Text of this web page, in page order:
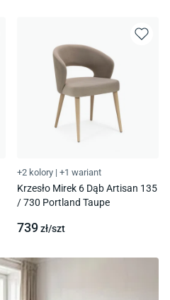
+2 kolory | +1 wariant
Krzesło Mirek 6 Dąb Artisan 135
/ 730 Portland Taupe
739zł/szt